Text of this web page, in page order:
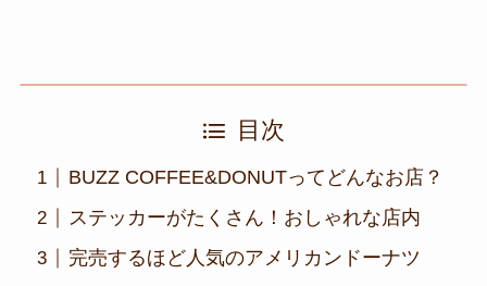
目次
BUZZ COFFEE&DONUTってどんなお店？
ステッカーがたくさん！おしゃれな店内
完売するほど人気のアメリカンドーナツ